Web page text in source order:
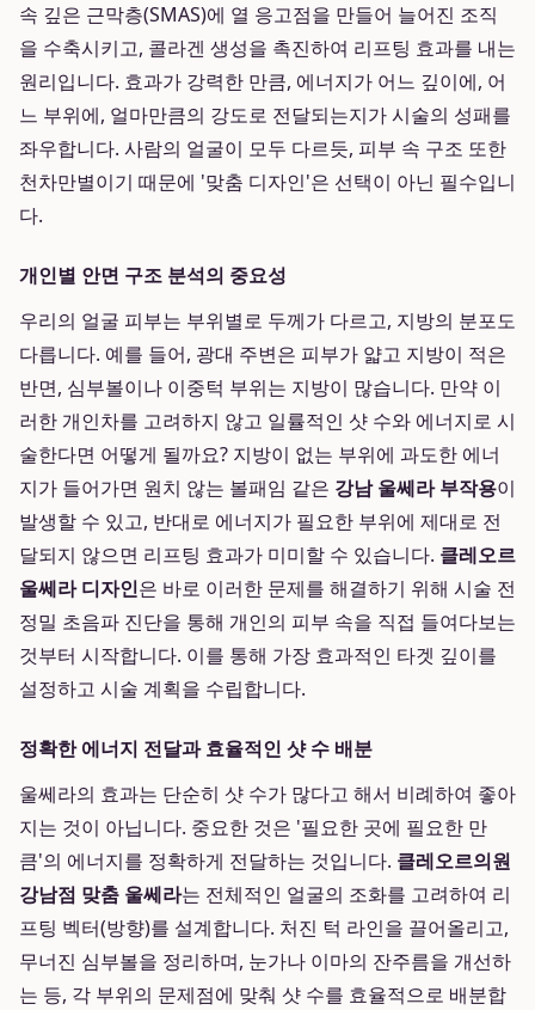
속 깊은 근막층(SMAS)에 열 응고점을 만들어 늘어진 조직
을 수축시키고, 콜라겐 생성을 촉진하여 리프팅 효과를 내는
원리입니다. 효과가 강력한 만큼, 에너지가 어느 깊이에, 어
느 부위에, 얼마만큼의 강도로 전달되는지가 시술의 성패를
좌우합니다. 사람의 얼굴이 모두 다르듯, 피부 속 구조 또한
천차만별이기 때문에 '맞춤 디자인'은 선택이 아닌 필수입니
다.
개인별 안면 구조 분석의 중요성
우리의 얼굴 피부는 부위별로 두께가 다르고, 지방의 분포도
다릅니다. 예를 들어, 광대 주변은 피부가 얇고 지방이 적은
반면, 심부볼이나 이중턱 부위는 지방이 많습니다. 만약 이
러한 개인차를 고려하지 않고 일률적인 샷 수와 에너지로 시
술한다면 어떻게 될까요? 지방이 없는 부위에 과도한 에너
지가 들어가면 원치 않는 볼패임 같은 강남 울쎄라 부작용이
발생할 수 있고, 반대로 에너지가 필요한 부위에 제대로 전
달되지 않으면 리프팅 효과가 미미할 수 있습니다. 클레오르
울쎄라 디자인은 바로 이러한 문제를 해결하기 위해 시술 전
정밀 초음파 진단을 통해 개인의 피부 속을 직접 들여다보는
것부터 시작합니다. 이를 통해 가장 효과적인 타겟 깊이를
설정하고 시술 계획을 수립합니다.
정확한 에너지 전달과 효율적인 샷 수 배분
울쎄라의 효과는 단순히 샷 수가 많다고 해서 비례하여 좋아
지는 것이 아닙니다. 중요한 것은 '필요한 곳에 필요한 만
큼'의 에너지를 정확하게 전달하는 것입니다. 클레오르의원
강남점 맞춤 울쎄라는 전체적인 얼굴의 조화를 고려하여 리
프팅 벡터(방향)를 설계합니다. 처진 턱 라인을 끌어올리고,
무너진 심부볼을 정리하며, 눈가나 이마의 잔주름을 개선하
는 등, 각 부위의 문제점에 맞춰 샷 수를 효율적으로 배분합